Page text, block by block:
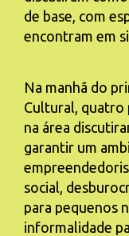
de base, com
encontram em
Na manhã do
Cultural, quatro
na área
garantir um
social,
para pequenos
informalidade